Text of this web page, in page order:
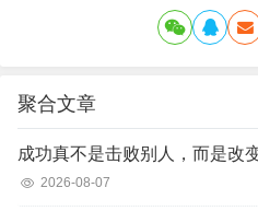
聚合文章
成功真不是击败别人，而是改
2026-08-07